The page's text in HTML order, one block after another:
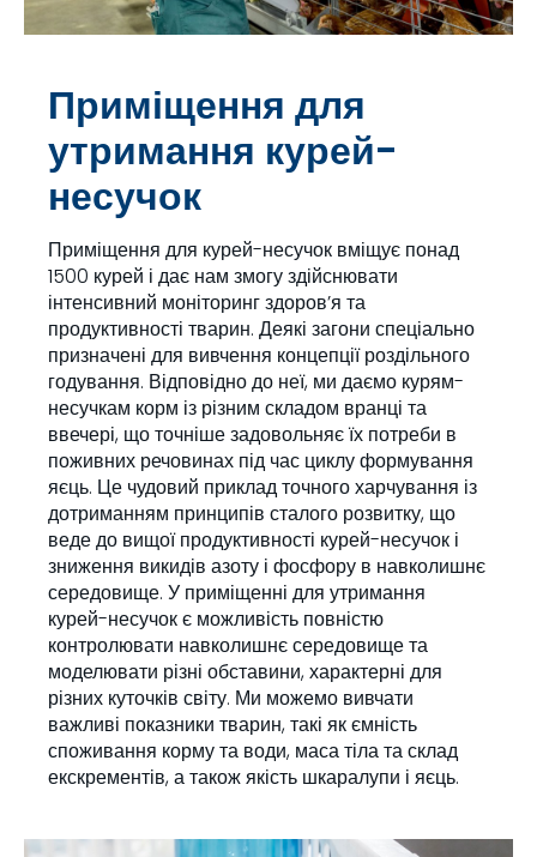
Приміщення для
утримання курей-
несучок
Приміщення для курей-несучок вміщує понад
1500 курей і дає нам змогу здійснювати
інтенсивний моніторинг здоров’я та
продуктивності тварин. Деякі загони спеціально
призначені для вивчення концепції роздільного
годування. Відповідно до неї, ми даємо курям-
несучкам корм із різним складом вранці та
ввечері, що точніше задовольняє їх потреби в
поживних речовинах під час циклу формування
яєць. Це чудовий приклад точного харчування із
дотриманням принципів сталого розвитку, що
веде до вищої продуктивності курей-несучок і
зниження викидів азоту і фосфору в навколишнє
середовище. У приміщенні для утримання
курей-несучок є можливість повністю
контролювати навколишнє середовище та
моделювати різні обставини, характерні для
різних куточків світу. Ми можемо вивчати
важливі показники тварин, такі як ємність
споживання корму та води, маса тіла та склад
екскрементів, а також якість шкаралупи і яєць.